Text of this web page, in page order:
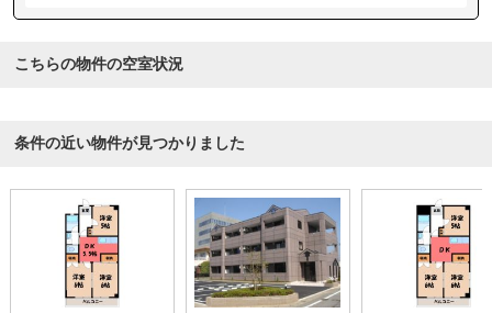
こちらの物件の空室状況
条件の近い物件が見つかりました